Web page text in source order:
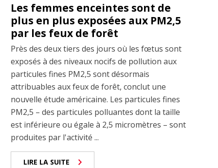
Les femmes enceintes sont de
plus en plus exposées aux PM2,5
par les feux de forêt
Près des deux tiers des jours où les fœtus sont
exposés à des niveaux nocifs de pollution aux
particules fines PM2,5 sont désormais
attribuables aux feux de forêt, conclut une
nouvelle étude américaine. Les particules fines
PM2,5 – des particules polluantes dont la taille
est inférieure ou égale à 2,5 micromètres – sont
produites par l'activité ...
LIRE LA SUITE